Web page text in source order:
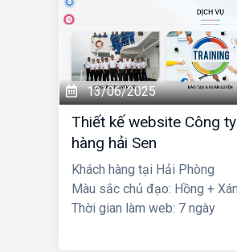
13/06/2025
Thiết kế website Công
hàng hải Sen
Khách hàng tại Hải Phòng
Màu sắc chủ đạo: Hồng +
Thời gian làm web: 7 ngày